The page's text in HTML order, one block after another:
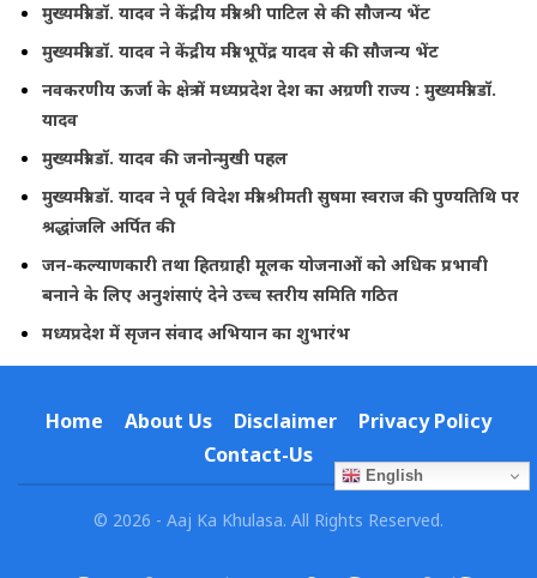
मुख्यमंत्री डॉ. यादव ने केंद्रीय मंत्री श्री पाटिल से की सौजन्य भेंट
मुख्यमंत्री डॉ. यादव ने केंद्रीय मंत्री भूपेंद्र यादव से की सौजन्य भेंट
नवकरणीय ऊर्जा के क्षेत्र में मध्यप्रदेश देश का अग्रणी राज्य : मुख्यमंत्री डॉ.
यादव
मुख्यमंत्री डॉ. यादव की जनोन्मुखी पहल
मुख्यमंत्री डॉ. यादव ने पूर्व विदेश मंत्री श्रीमती सुषमा स्वराज की पुण्यतिथि पर
श्रद्धांजलि अर्पित की
जन-कल्याणकारी तथा हितग्राही मूलक योजनाओं को अधिक प्रभावी
बनाने के लिए अनुशंसाएं देने उच्च स्तरीय समिति गठित
मध्यप्रदेश में सृजन संवाद अभियान का शुभारंभ
Home About Us Disclaimer
Privacy Policy
Contact-Us
English
© 2026 - Aaj Ka Khulasa. All Rights Reserved.